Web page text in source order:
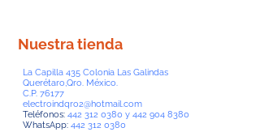
Nuestra tienda
La Capilla 435 Colonia Las Galindas
Querétaro,Qro. México.
C.P. 76177
electroindqro2@hotmail.com
Teléfonos: 442 312 0380 y 442 904 8380
WhatsApp: 442 312 0380